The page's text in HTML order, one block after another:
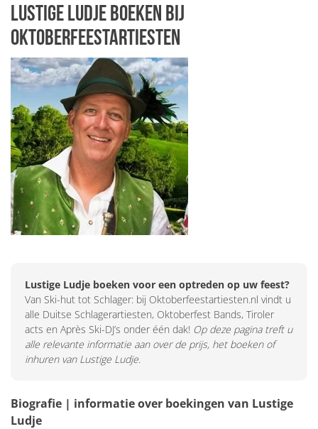
Lustige Ludje boeken bij
Oktoberfeestartiesten
Lustige Ludje boeken voor een optreden op uw feest?
Van Ski-hut tot Schlager: bij Oktoberfeestartiesten.nl vindt u
alle Duitse Schlagerartiesten, Oktoberfest Bands, Tiroler
acts en Après Ski-DJ’s onder één dak! Op deze pagina treft u
alle relevante informatie aan over de prijs, het boeken of
inhuren van Lustige Ludje.
Biografie | informatie over boekingen van Lustige
Ludje